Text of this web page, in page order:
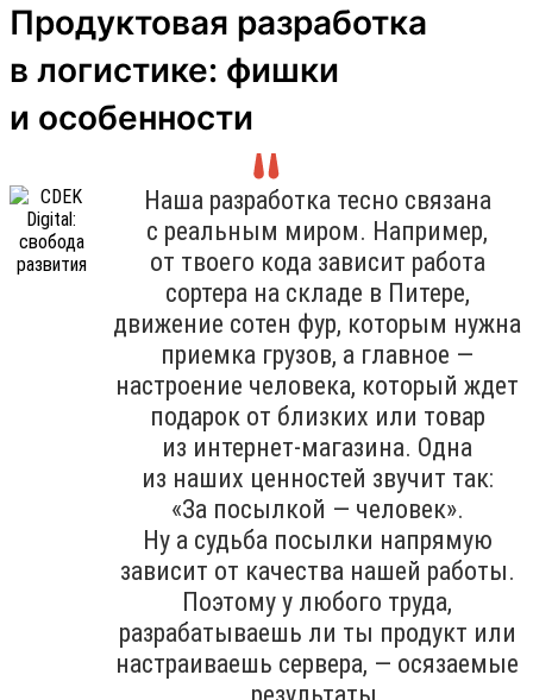
Продуктовая разработка
в логистике: фишки
и особенности
Наша разработка тесно связана
с реальным миром. Например,
от твоего кода зависит работа
сортера на складе в Питере,
движение сотен фур, которым нужна
приемка грузов, а главное —
настроение человека, который ждет
подарок от близких или товар
из интернет-магазина. Одна
из наших ценностей звучит так:
«За посылкой — человек».
Ну а судьба посылки напрямую
зависит от качества нашей работы.
Поэтому у любого труда,
разрабатываешь ли ты продукт или
настраиваешь сервера, — осязаемые